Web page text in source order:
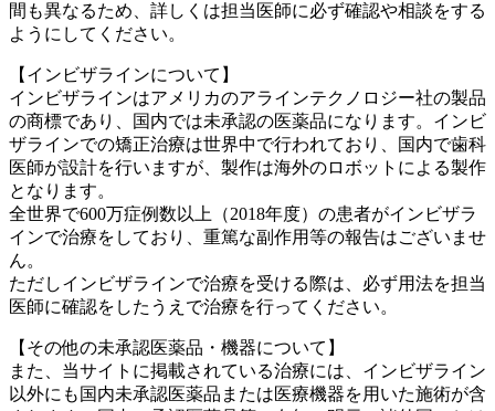
間も異なるため、詳しくは担当医師に必ず確認や相談をする
ようにしてください。
【インビザラインについて】
インビザラインはアメリカのアラインテクノロジー社の製品
の商標であり、国内では未承認の医薬品になります。インビ
ザラインでの矯正治療は世界中で行われており、国内で歯科
医師が設計を行いますが、製作は海外のロボットによる製作
となります。
全世界で600万症例数以上（2018年度）の患者がインビザラ
インで治療をしており、重篤な副作用等の報告はございませ
ん。
ただしインビザラインで治療を受ける際は、必ず用法を担当
医師に確認をしたうえで治療を行ってください。
【その他の未承認医薬品・機器について】
また、当サイトに掲載されている治療には、インビザライン
以外にも国内未承認医薬品または医療機器を用いた施術が含